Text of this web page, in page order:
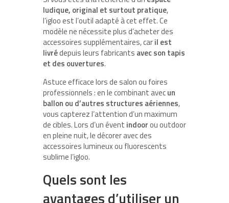
ludique, original et surtout pratique,
l’igloo est l’outil adapté à cet effet. Ce
modèle ne nécessite plus d’acheter des
accessoires supplémentaires, caril est
livrédepuis leurs fabricants avec son tapis
et des ouvertures.
Astuce efficace lors de salon ou foires
professionnels : en le combinant avecun
ballon ou d’autres structures aériennes,
vous capterez l’attention d’un maximum
de cibles. Lors d’un évent indoorou outdoor
en pleine nuit, le décorer avec des
accessoires lumineux ou fluorescents
sublime l’igloo.
Quels sont les
avantages d’utiliser un